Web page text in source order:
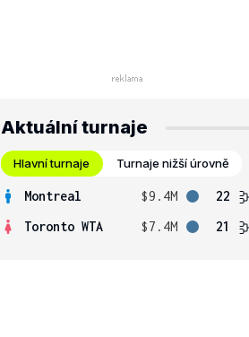
Aktuální turnaje
Hlavní turnaje Turnaje nižší úrovně
Montreal $9.4M
22
Toronto WTA
$7.4M 21